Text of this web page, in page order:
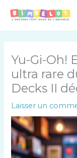
Yu-Gi-Oh!
ultra rare
Decks II
Laisser un